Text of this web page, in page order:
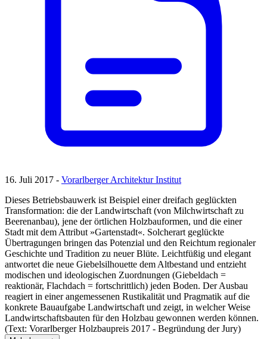
16. Juli 2017 - Vorarlberger Architektur Institut
Dieses Betriebsbauwerk ist Beispiel einer dreifach geglückten
Transformation: die der Landwirtschaft (von Milchwirtschaft zu
Beerenanbau), jene der örtlichen Holzbauformen, und die einer
Stadt mit dem Attribut »Gartenstadt«. Solcherart geglückte
Übertragungen bringen das Potenzial und den Reichtum regionaler
Geschichte und Tradition zu neuer Blüte. Leichtfüßig und elegant
antwortet die neue Giebelsilhouette dem Altbestand und entzieht
modischen und ideologischen Zuordnungen (Giebeldach =
reaktionär, Flachdach = fortschrittlich) jeden Boden. Der Ausbau
reagiert in einer angemessenen Rustikalität und Pragmatik auf die
konkrete Bauaufgabe Landwirtschaft und zeigt, in welcher Weise
Landwirtschaftsbauten für den Holzbau gewonnen werden können.
(Text: Vorarlberger Holzbaupreis 2017 - Begründung der Jury)